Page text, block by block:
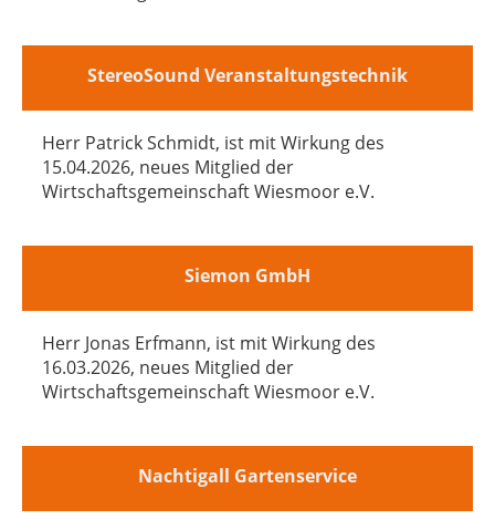
StereoSound Veranstaltungstechnik
Herr Patrick Schmidt, ist mit Wirkung des
15.04.2026, neues Mitglied der
Wirtschaftsgemeinschaft Wiesmoor e.V.
Siemon GmbH
Herr Jonas Erfmann, ist mit Wirkung des
16.03.2026, neues Mitglied der
Wirtschaftsgemeinschaft Wiesmoor e.V.
Nachtigall Gartenservice